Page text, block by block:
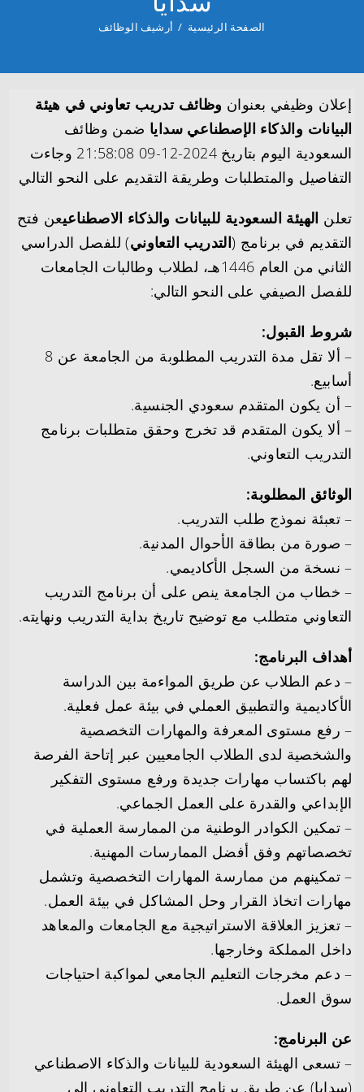
الصفحة الرئيسية / أرشيف الوظائف
إعلان وظيفي بعنوان وظائف تدريب تعاوني في هيئة
البيانات والذكاء الإصطناعي سدايا ضمن وظائف
السعودية اليوم بتاريخ 2024-12-09 21:58:08 وجاءت
التفاصيل والمتطلبات وطريقة التقديم على النحو التالي
تعلن الهيئة السعودية للبيانات والذكاء الاصطناعيعن فتح
التقديم في برنامج (التدريب التعاوني) للفصل الدراسي
الثاني من العام 1446هـ، لطلاب وطالبات الجامعات
للفصل الصيفي على النحو التالي:
شروط القبول:
– ألا تقل مدة التدريب المطلوبة من الجامعة عن 8
أسابيع.
– أن يكون المتقدم سعودي الجنسية.
– ألا يكون المتقدم قد تخرج وحقق متطلبات برنامج
التدريب التعاوني.
الوثائق المطلوبة:
– تعبئة نموذج طلب التدريب.
– صورة من بطاقة الأحوال المدنية.
– نسخة من السجل الأكاديمي.
– خطاب من الجامعة ينص على أن برنامج التدريب
التعاوني متطلب مع توضيح تاريخ بداية التدريب ونهايته.
أهداف البرنامج:
– دعم الطلاب عن طريق المواءمة بين الدراسة
الأكاديمية والتطبيق العملي في بيئة عمل فعلية.
– رفع مستوى المعرفة والمهارات التخصصية
والشخصية لدى الطلاب الجامعيين عبر إتاحة الفرصة
لهم باكتساب مهارات جديدة ورفع مستوى التفكير
الإبداعي والقدرة على العمل الجماعي.
– تمكين الكوادر الوطنية من الممارسة العملية في
تخصصاتهم وفق أفضل الممارسات المهنية.
– تمكينهم من ممارسة المهارات التخصصية وتشمل
مهارات اتخاذ القرار وحل المشاكل في بيئة العمل.
– تعزيز العلاقة الاستراتيجية مع الجامعات والمعاهد
داخل المملكة وخارجها.
– دعم مخرجات التعليم الجامعي لمواكبة احتياجات
سوق العمل.
عن البرنامج:
– تسعى الهيئة السعودية للبيانات والذكاء الاصطناعي
(سدايا) عن طريق برنامج التدريب التعاوني إلى